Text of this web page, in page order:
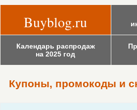
Buyblog.ru
Календарь распродаж
на 2025 год
Купоны, промокоды и